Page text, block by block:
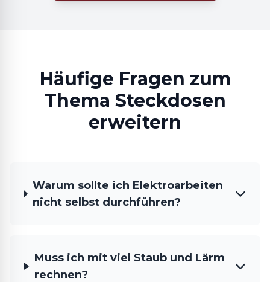
Häufige Fragen zum
Thema Steckdosen
erweitern
Warum sollte ich Elektroarbeiten
nicht selbst durchführen?
Muss ich mit viel Staub und Lärm
rechnen?